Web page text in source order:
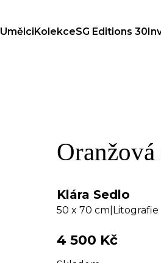
UmělciKolekceSG Editions 30
Klára Sedlo
50 x 70 cm Litografie
4 500 Kč